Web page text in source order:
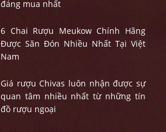
đáng mua nhất
6 Chai Rượu Meukow Chính Hãng
Được Săn Đón Nhiều Nhất Tại Việt
Nam
Giá rượu Chivas luôn nhận được sự
quan tâm nhiều nhất từ những tín
đồ rượu ngoại